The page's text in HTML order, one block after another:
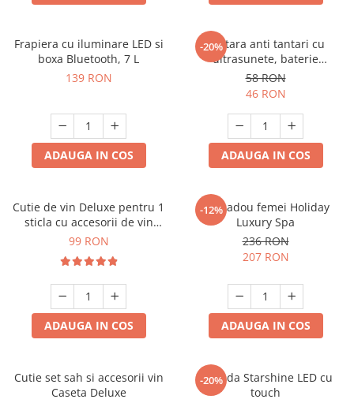
Frapiera cu iluminare LED si
boxa Bluetooth, 7 L
139 RON
ADAUGA IN COS
-20%
Bratara anti tantari cu
ultrasunete, baterie
reincarcabila 90mAh
58 RON
46 RON
ADAUGA IN COS
Cutie de vin Deluxe pentru 1
sticla cu accesorii de vin
incluse piele ecologica de
99 RON
ADAUGA IN COS
-12%
Set cadou femei Holiday
Luxury Spa
236 RON
207 RON
ADAUGA IN COS
Cutie set sah si accesorii vin
Caseta Deluxe
-20%
Oglinda Starshine LED cu
touch